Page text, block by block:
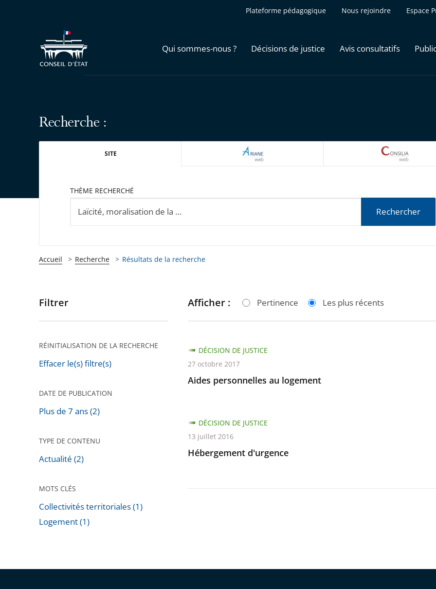
Plateforme pédagogique Nous rejoindre Espace
Qui sommes-nous ? Décisions de justice Avis consultatifs
Recherche :
SITE ARIANEWEB
THÈME RECHERCHÉ
Rechercher
Accueil Recherche Résultats de la recherche
Passer
pour
après
Filtrer
RÉINITIALISATION DE LA RECHERCHE
Effacer le(s) filtre(s)
DATE DE PUBLICATION
Plus de 7 ans (2)
TYPE DE CONTENU
Actualité (2)
MOTS CLÉS
Collectivités territoriales (1)
Logement (1)
Afficher : Pertinence Les plus récents
Aides personnelles au logement
DÉCISION DE JUSTICE
27 octobre 2017
Hébergement d'urgence
DÉCISION DE JUSTICE
13 juillet 2016